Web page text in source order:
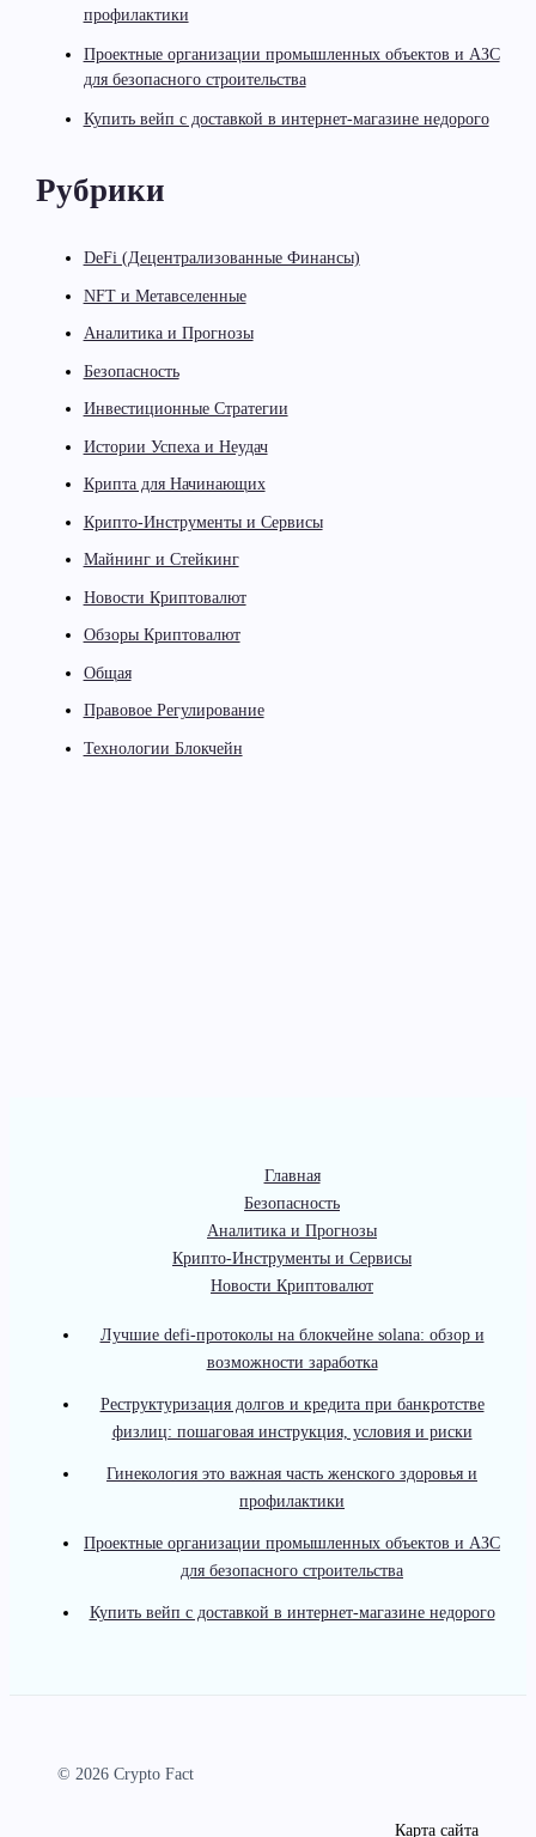
профилактики
Проектные организации промышленных объектов и АЗС
для безопасного строительства
Купить вейп с доставкой в интернет-магазине недорого
Рубрики
DeFi (Децентрализованные Финансы)
NFT и Метавселенные
Аналитика и Прогнозы
Безопасность
Инвестиционные Стратегии
Истории Успеха и Неудач
Крипта для Начинающих
Крипто-Инструменты и Сервисы
Майнинг и Стейкинг
Новости Криптовалют
Обзоры Криптовалют
Общая
Правовое Регулирование
Технологии Блокчейн
Главная
Безопасность
Аналитика и Прогнозы
Крипто-Инструменты и Сервисы
Новости Криптовалют
Лучшие defi-протоколы на блокчейне solana: обзор и
возможности заработка
Реструктуризация долгов и кредита при банкротстве
физлиц: пошаговая инструкция, условия и риски
Гинекология это важная часть женского здоровья и
профилактики
Проектные организации промышленных объектов и АЗС
для безопасного строительства
Купить вейп с доставкой в интернет-магазине недорого
© 2026 Crypto Fact
Карта сайта